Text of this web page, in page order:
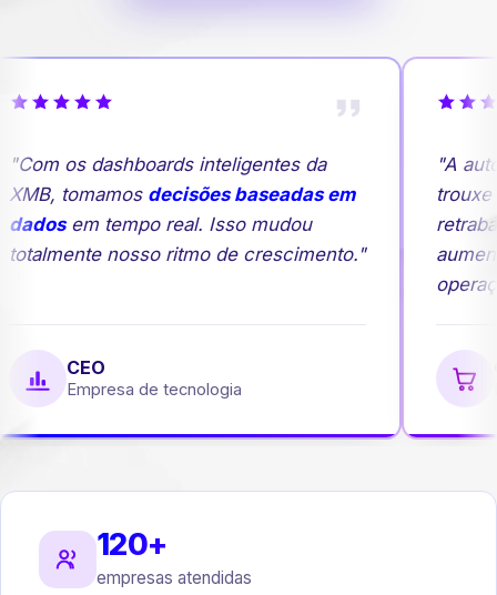
os dashboards inteligentes da
tomamosdecisões baseadas em
em tempo real. Isso mudou
nosso ritmo de crescimento."
CEO
Empresa de tecnologia
"A
trouxe
120+
empresas atendidas